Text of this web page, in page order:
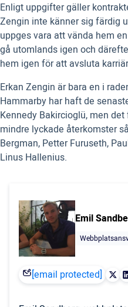
Enligt uppgifter gäller
Zengin inte känner sig färdig
uppges vara att vända hem
gå utomlands igen och
hem igen för att avsluta
Erkan Zengin är bara en i
Hammarby har haft de
Kennedy Bakircioglü, men
mindre lyckade återkomster
Bergman, Petter Furuseth,
Linus Hallenius.
Emil
[email protected]